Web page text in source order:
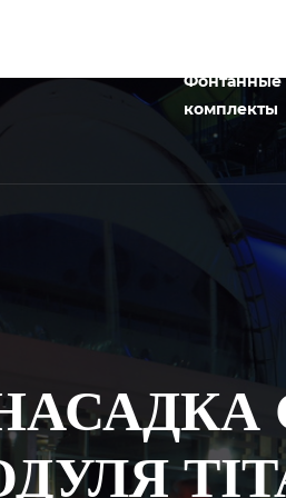
Фонтанные
комплекты